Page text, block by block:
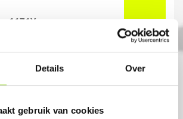
Details Over
gebruik van cookies
1171Y
€ 7,99